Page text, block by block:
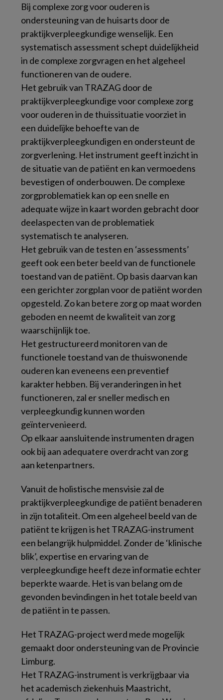
Bij complexe zorg voor ouderen is
ondersteuning van de huisarts door de
praktijkverpleegkundige wenselijk. Een
systematisch assessment schept duidelijkheid
in de complexe zorgvragen en het algeheel
functioneren van de oudere.
Het gebruik van TRAZAG door de
praktijkverpleegkundige voor complexe zorg
voor ouderen in de thuissituatie voorziet in
een duidelijke behoefte van de
praktijkverpleegkundigen en ondersteunt de
zorgverlening. Het instrument geeft inzicht in
de situatie van de patiënt en kan vermoedens
bevestigen of onderbouwen. De complexe
zorgproblematiek kan op een snelle en
adequate wijze in kaart worden gebracht door
deelaspecten van de problematiek
systematisch te analyseren.
Het gebruik van de testen en ‘assessments’
geeft ook een beter beeld van de functionele
toestand van de patiënt. Op basis daarvan kan
een gerichter zorgplan voor de patiënt worden
opgesteld. Zo kan betere zorg op maat worden
geboden en neemt de kwaliteit van zorg
waarschijnlijk toe.
Het gestructureerd monitoren van de
functionele toestand van de thuiswonende
ouderen kan eveneens een preventief
karakter hebben. Bij veranderingen in het
functioneren, zal er sneller medisch en
verpleegkundig kunnen worden
geïntervenieerd.
Op elkaar aansluitende instrumenten dragen
ook bij aan adequatere overdracht van zorg
aan ketenpartners.
Vanuit de holistische mensvisie zal de
praktijkverpleegkundige de patiënt benaderen
in zijn totaliteit. Om een algeheel beeld van de
patiënt te krijgen is het TRAZAG-instrument
een belangrijk hulpmiddel. Zonder de ‘klinische
blik’, expertise en ervaring van de
verpleegkundige heeft deze informatie echter
beperkte waarde. Het is van belang om de
gevonden bevindingen in het totale beeld van
de patiënt in te passen.
Het TRAZAG-project werd mede mogelijk
gemaakt door ondersteuning van de Provincie
Limburg.
Het TRAZAG-instrument is verkrijgbaar via
het academisch ziekenhuis Maastricht,